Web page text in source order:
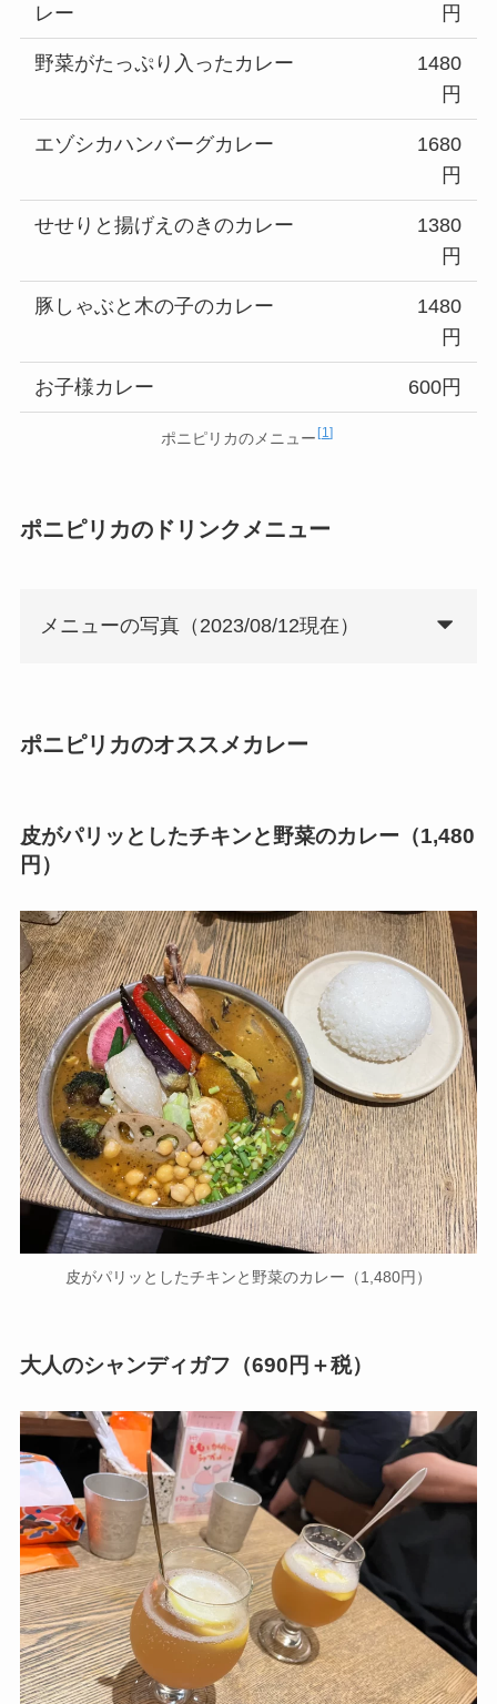
レー
円
野菜がたっぷり入ったカレー
1480
円
エゾシカハンバーグカレー
1680
円
せせりと揚げえのきのカレー
1380
円
豚しゃぶと木の子のカレー
1480
円
お子様カレー 600円
ポニピリカのメニュー 1
ポニピリカのドリンクメニュー
メニューの写真（2023/08/12現在）
ポニピリカのオススメカレー
皮がパリッとしたチキンと野菜のカレー（1,480
円）
皮がパリッとしたチキンと野菜のカレー（1,480円）
大人のシャンディガフ（690円＋税）